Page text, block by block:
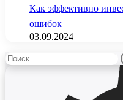
Как эффективно
ошибок
03.09.2024
Найти: